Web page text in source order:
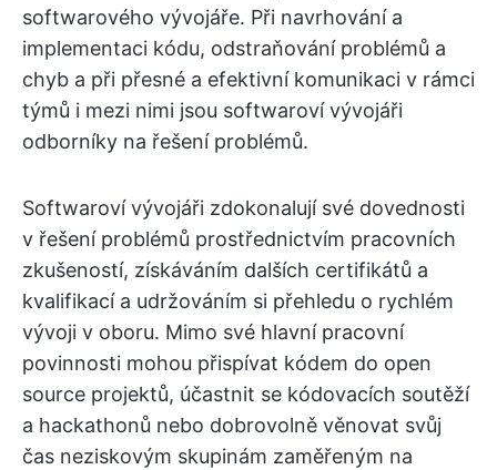
softwarového vývojáře. Při navrhování a
implementaci kódu, odstraňování problémů a
chyb a při přesné a efektivní komunikaci v rámci
týmů i mezi nimi jsou softwaroví vývojáři
odborníky na řešení problémů.
Softwaroví vývojáři zdokonalují své dovednosti
v řešení problémů prostřednictvím pracovních
zkušeností, získáváním dalších certifikátů a
kvalifikací a udržováním si přehledu o rychlém
vývoji v oboru. Mimo své hlavní pracovní
povinnosti mohou přispívat kódem do open
source projektů, účastnit se kódovacích soutěží
a hackathonů nebo dobrovolně věnovat svůj
čas neziskovým skupinám zaměřeným na